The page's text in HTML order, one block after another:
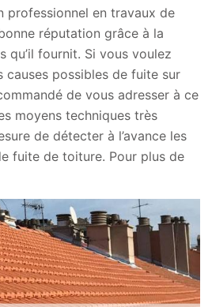
professionnel en travaux de
réputation grâce à la
qu’il fournit. Si vous voulez
causes possibles de fuite sur
de vous adresser à ce
moyens techniques très
de détecter à l’avance les
fuite de toiture. Pour plus de